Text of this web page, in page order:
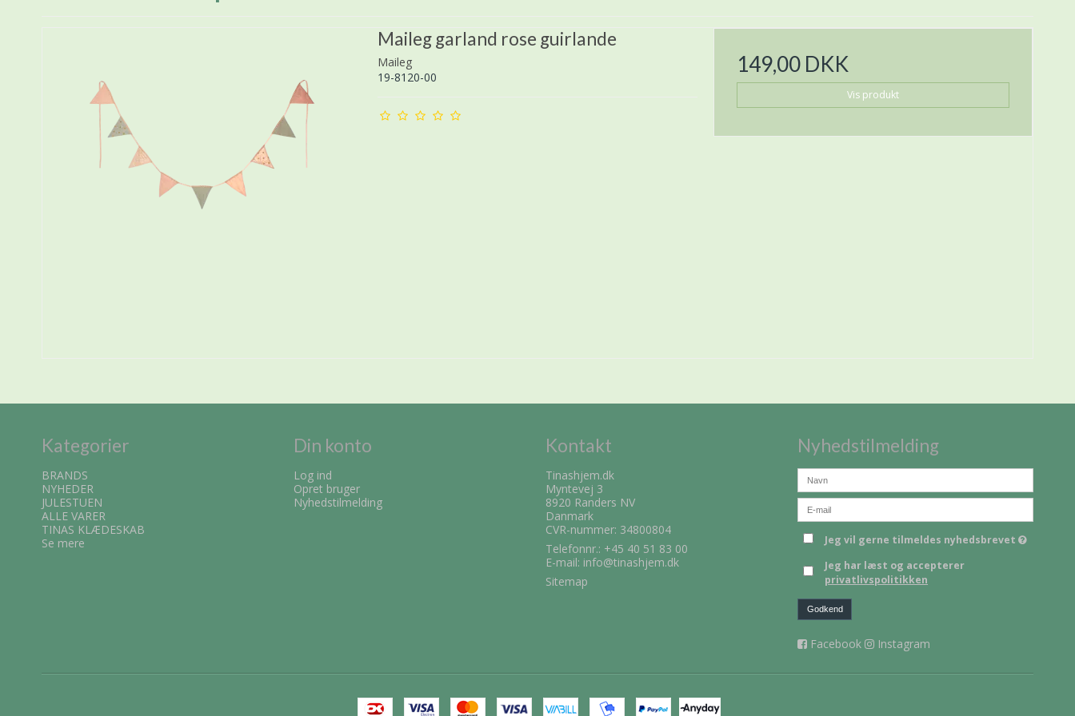
Maileg garland rose guirlande
Maileg
19-8120-00
149,00 DKK
Vis produkt
Kategorier
BRANDS
NYHEDER
JULESTUEN
ALLE VARER
TINAS KLÆDESKAB
Se mere
Din konto
Log ind
Opret bruger
Nyhedstilmelding
Kontakt
Tinashjem.dk
Myntevej 3
8920 Randers NV
Danmark
CVR-nummer: 34800804
Telefonnr.: +45 40 51 83 00
E-mail: info@tinashjem.dk
Sitemap
Nyhedstilmelding
Jeg vil gerne tilmeldes nyhedsbrevet
Jeg har læst og accepterer
privatlivspolitikken
Godkend
Facebook Instagram